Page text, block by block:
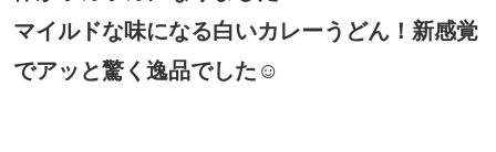
マイルドな味になる白いカレーうどん！新感覚
でアッと驚く逸品でした☺